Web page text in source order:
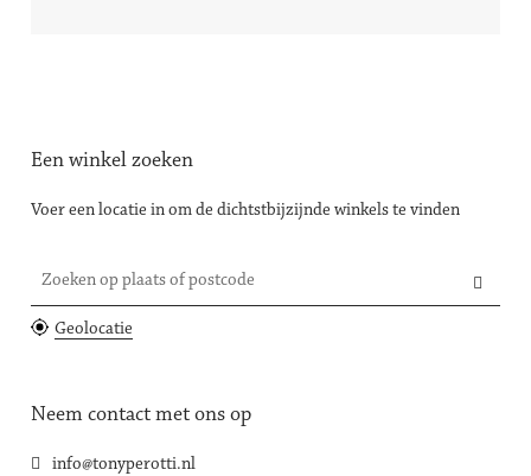
Een winkel zoeken
Voer een locatie in om de dichtstbijzijnde winkels te vinden
Zoeken op plaats of postcode
Geolocatie
Neem contact met ons op
info@tonyperotti.nl